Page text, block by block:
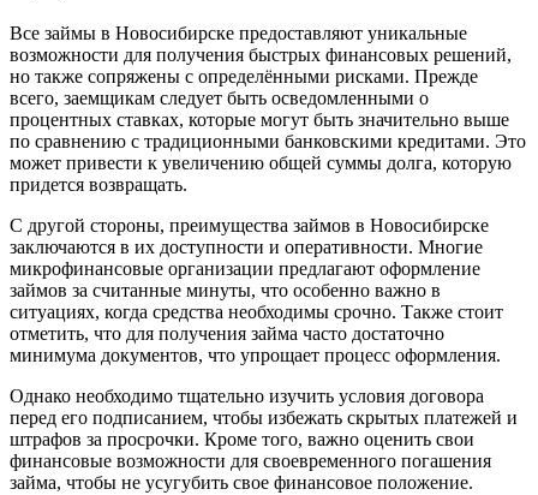
Все займы в Новосибирске предоставляют уникальные
возможности для получения быстрых финансовых решений,
но также сопряжены с определёнными рисками. Прежде
всего, заемщикам следует быть осведомленными о
процентных ставках, которые могут быть значительно выше
по сравнению с традиционными банковскими кредитами. Это
может привести к увеличению общей суммы долга, которую
придется возвращать.
С другой стороны, преимущества займов в Новосибирске
заключаются в их доступности и оперативности. Многие
микрофинансовые организации предлагают оформление
займов за считанные минуты, что особенно важно в
ситуациях, когда средства необходимы срочно. Также стоит
отметить, что для получения займа часто достаточно
минимума документов, что упрощает процесс оформления.
Однако необходимо тщательно изучить условия договора
перед его подписанием, чтобы избежать скрытых платежей и
штрафов за просрочки. Кроме того, важно оценить свои
финансовые возможности для своевременного погашения
займа, чтобы не усугубить свое финансовое положение.